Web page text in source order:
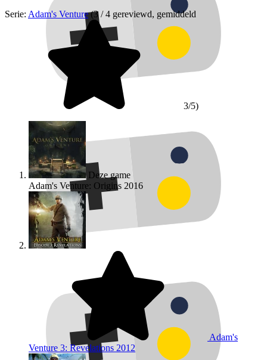
Serie: Adam's Venture (3 / 4 gereviewd, gemiddeld
3/5)
Deze game
Adam's Venture: Origins 2016
Adam's
Venture 3: Revelations 2012